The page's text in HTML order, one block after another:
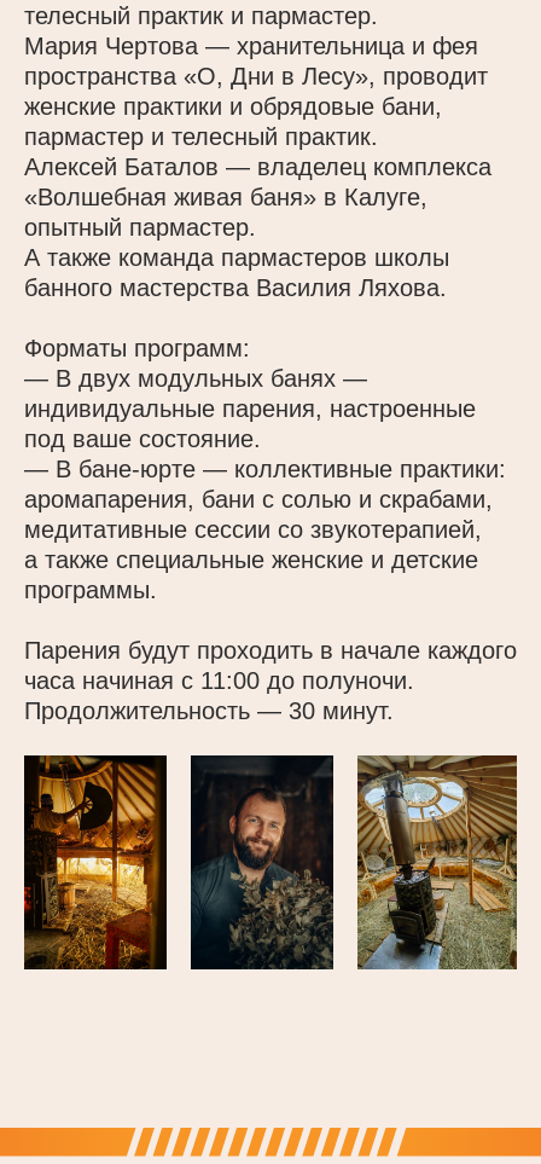
телесный практик и пармастер.
Мария Чертова — хранительница и фея
пространства «О, Дни в Лесу», проводит
женские практики и обрядовые бани,
пармастер и телесный практик.
Алексей Баталов — владелец комплекса
«Волшебная живая баня» в Калуге,
опытный пармастер.
А также команда пармастеров школы
банного мастерства Василия Ляхова.
Форматы программ:
— В двух модульных банях —
индивидуальные парения, настроенные
под ваше состояние.
— В бане-юрте — коллективные практики:
аромапарения, бани с солью и скрабами,
медитативные сессии со звукотерапией,
а также специальные женские и детские
программы.
Парения будут проходить в начале каждого
часа начиная с 11:00 до полуночи.
Продолжительность — 30 минут.